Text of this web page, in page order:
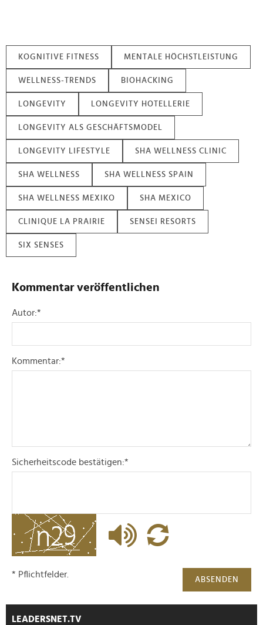
KOGNITIVE FITNESS MENTALE HÖCHSTLEISTUNG
WELLNESS-TRENDS BIOHACKING
LONGEVITY LONGEVITY HOTELLERIE
LONGEVITY ALS GESCHÄFTSMODEL
LONGEVITY LIFESTYLE SHA WELLNESS CLINIC
SHA WELLNESS SHA WELLNESS SPAIN
SHA WELLNESS MEXIKO SHA MEXICO
CLINIQUE LA PRAIRIE SENSEI RESORTS
SIX SENSES
Kommentar veröffentlichen
Autor:*
Kommentar:*
Sicherheitscode bestätigen:*
ABSENDEN
* Pflichtfelder.
LEADERSNET.TV